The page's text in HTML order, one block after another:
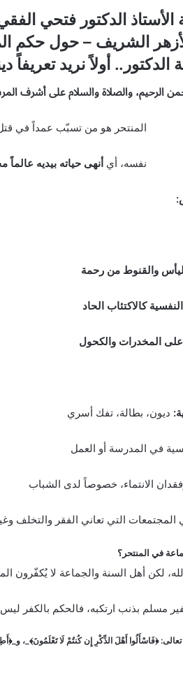
الدكتور فتحي
الشريف – حول حكم
الدكتور.. أولاً نريد تعريفاً
الرحيم، والصلاة والسلام على أشرف
المنتحر هو من تسبّب عمداً في
نفسه، أي أنهى حياته بيديه عالماً
والقنوط من رحمة
كالاكتئاب الحاد
المخدرات والكحول
ديون، بطالة، تفك أسري
في المدرسة أو العمل
الانتماء، خصوصاً لدى الشباب
المجتمعات التي تعاني الفقر والتخلف
لكن أهل السنة والجماعة لا يُكفّرون
مسلم بذنب ارتكبه، فالحكم بالكفر
: ﴿فَاسْأَلُوا أَهْلَ الذِّكْرِ إِن كُنتُمْ لَا تَعْلَمُونَ﴾_ ، و